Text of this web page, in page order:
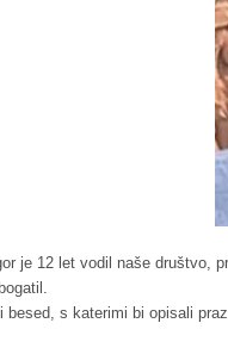
je 12 let vodil naše društvo,
besed, s katerimi bi opisali